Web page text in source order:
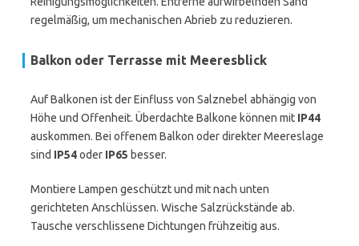
regelmäßig, um mechanischen Abrieb zu reduzieren.
Balkon oder Terrasse mit Meeresblick
Auf Balkonen ist der Einfluss von Salznebel abhängig von
Höhe und Offenheit. Überdachte Balkone können mit IP44
auskommen. Bei offenem Balkon oder direkter Meereslage
sind IP54oder IP65 besser.
Montiere Lampen geschützt und mit nach unten
gerichteten Anschlüssen. Wische Salzrückstände ab.
Tausche verschlissene Dichtungen frühzeitig aus.